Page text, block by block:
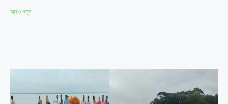
আরও পড়ুন